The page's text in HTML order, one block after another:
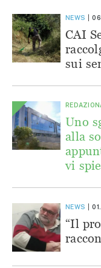
NEWS
CAI
sui
Uno
alla
vi
NEWS
“Il